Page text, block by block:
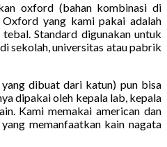
oxford (bahan kombinasi di
yang kami pakai adalah
Standard digunakan untuk
sekolah, universitas atau pabrik
dibuat dari katun) pun bisa
dipakai oleh kepala lab, kepala
Kami memakai american dan
memanfaatkan kain nagata